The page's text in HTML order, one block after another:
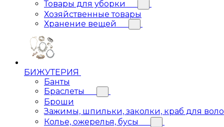
Товары для уборки
Хозяйственные товары
Хранение вещей
БИЖУТЕРИЯ
Банты
Браслеты
Броши
Зажимы, шпильки, заколки, краб для
Колье, ожерелья, бусы